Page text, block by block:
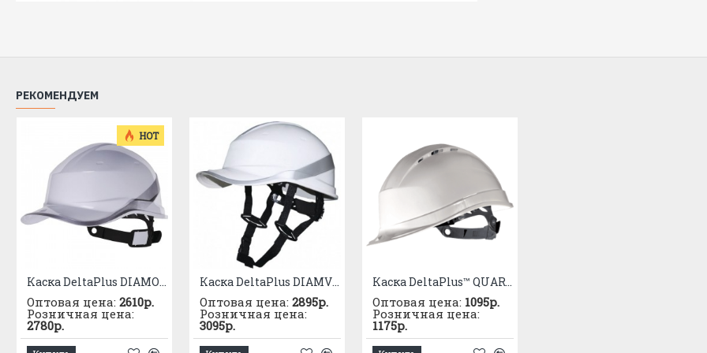
А-символ устойчивости к
РЕКОМЕНДУЕМ
HOT
Каска DeltaPlus DIAMOND V белая
Оптовая цена: 2610р.
Розничная цена:
2780р.
Каска DeltaPlus DIAMVUP
Оптовая цена: 2895р.
Розничная цена:
3095р.
Каска DeltaPlus™ QUARTZ UP IV
Оптовая цена: 1095р.
Розничная цена:
1175р.